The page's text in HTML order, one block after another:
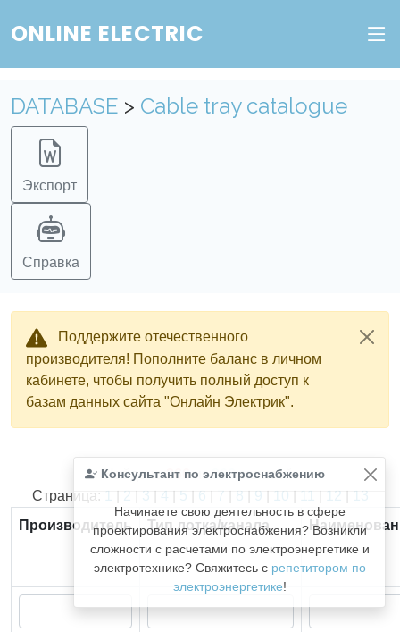
ONLINE ELECTRIC
DATABASE > Cable tray catalogue
Экспорт
Справка
Поддержите отечественного
производителя! Пополните баланс в личном
кабинете, чтобы получить полный доступ к
базам данных сайта "Онлайн Электрик".
Консультант по электроснабжению
Начинаете свою деятельность в сфере
проектирования электроснабжения? Возникли
сложности с расчетами по электроэнергетике и
электротехнике? Свяжитесь с репетитором по
электроэнергетике!
Найдено366из366записей.
Страница: 1 | 2 | 3 | 4 | 5 | 6 | 7 | 8 | 9 | 10 | 11 | 12 | 13
Производитель
Тип лотка/канала